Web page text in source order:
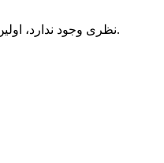
نظری وجود ندارد، اولین نفری باشید که نظری ثبت می کنید.